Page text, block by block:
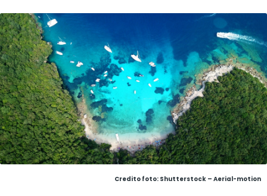
Credito foto: Shutterstock – Aerial-motion